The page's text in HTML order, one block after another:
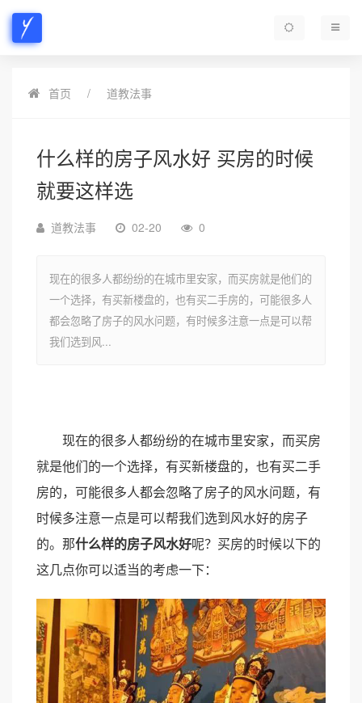
首页 道教法事
什么样的房子风水好 买房的时候
就要这样选
道教法事 02-20 0
现在的很多人都纷纷的在城市里安家，而买房就是他们的
一个选择，有买新楼盘的，也有买二手房的，可能很多人
都会忽略了房子的风水问题，有时候多注意一点是可以帮
我们选到风...
现在的很多人都纷纷的在城市里安家，而买房
就是他们的一个选择，有买新楼盘的，也有买二手
房的，可能很多人都会忽略了房子的风水问题，有
时候多注意一点是可以帮我们选到风水好的房子
的。那什么样的房子风水好呢？买房的时候以下的
这几点你可以适当的考虑一下：